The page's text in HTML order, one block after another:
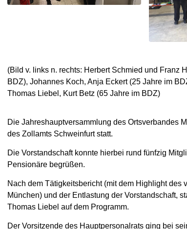
(Bild v. links n. rechts: Herbert Schmied und Franz
BDZ), Johannes Koch, Anja Eckert (25 Jahre im
Thomas Liebel, Kurt Betz (65 Jahre im BDZ)
Die Jahreshauptversammlung des Ortsverbandes
des Zollamts Schweinfurt statt.
Die Vorstandschaft konnte hierbei rund fünfzig
Pensionäre begrüßen.
Nach dem Tätigkeitsbericht (mit dem Highlight des
München) und der Entlastung der Vorstandschaft,
Thomas Liebel auf dem Programm.
Der Vorsitzende des Hauptpersonalrats ging bei